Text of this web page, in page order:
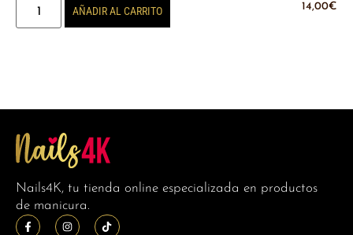
14,00€
AÑADIR AL CARRITO
Nails4K, tu tienda online especializada en productos
de manicura.